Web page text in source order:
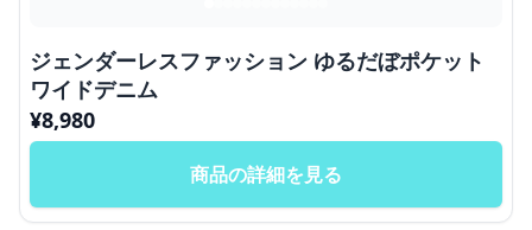
ジェンダーレスファッション ゆるだぼポケット
ワイドデニム
¥8,980
商品の詳細を見る